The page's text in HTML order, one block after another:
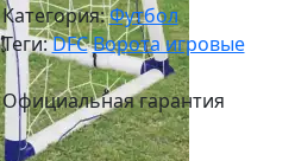
Категория:Футбол
Теги:DFCВорота игровые
Официальная гарантия